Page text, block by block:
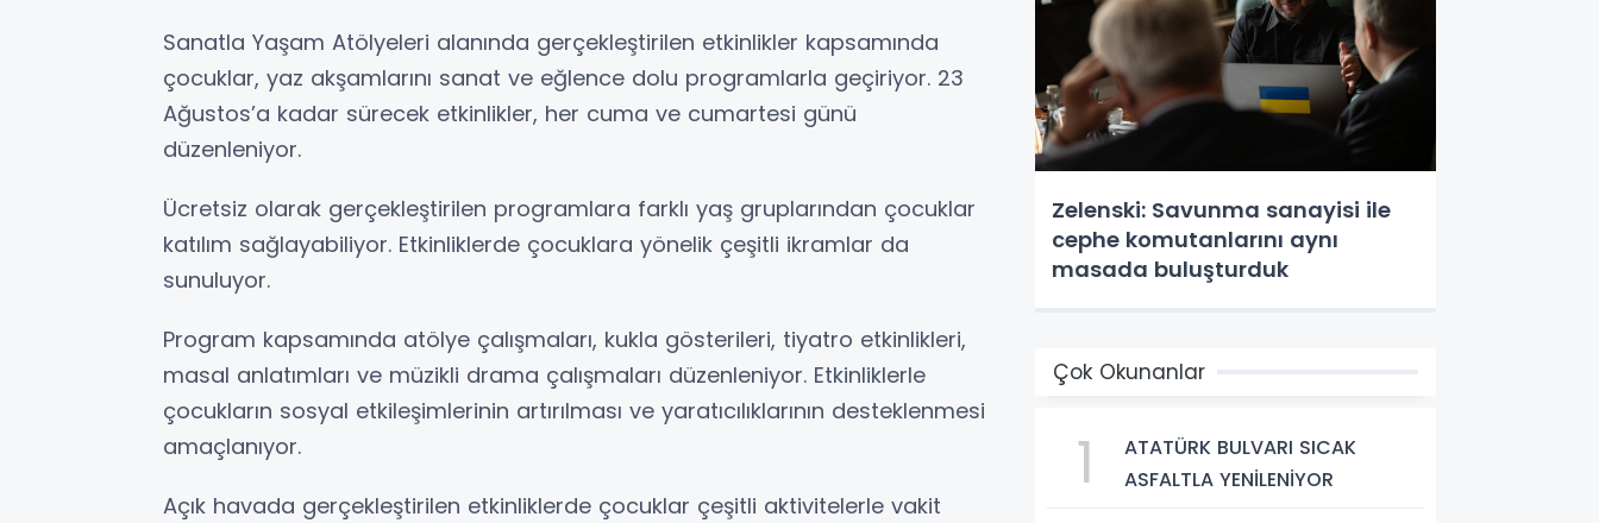
Sanatla Yaşam Atölyeleri alanında gerçekleştirilen etkinlikler kapsamında
çocuklar, yaz akşamlarını sanat ve eğlence dolu programlarla geçiriyor. 23
Ağustos’a kadar sürecek etkinlikler, her cuma ve cumartesi günü
düzenleniyor.
Ücretsiz olarak gerçekleştirilen programlara farklı yaş gruplarından çocuklar
katılım sağlayabiliyor. Etkinliklerde çocuklara yönelik çeşitli ikramlar da
sunuluyor.
Program kapsamında atölye çalışmaları, kukla gösterileri, tiyatro etkinlikleri,
masal anlatımları ve müzikli drama çalışmaları düzenleniyor. Etkinliklerle
çocukların sosyal etkileşimlerinin artırılması ve yaratıcılıklarının desteklenmesi
amaçlanıyor.
Açık havada gerçekleştirilen etkinliklerde çocuklar çeşitli aktivitelerle vakit
Zelenski: Savunma sanayisi ile
cephe komutanlarını aynı
masada buluşturduk
Çok Okunanlar
1
ATATÜRK BULVARI SICAK
ASFALTLA YENİLENİYOR